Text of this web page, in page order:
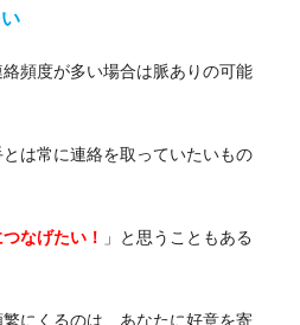
頻度が多い場合は脈ありの可能
は常に連絡を取っていたいもの
なげたい！
」と思うこともある
にくるのは、あなたに好意を寄